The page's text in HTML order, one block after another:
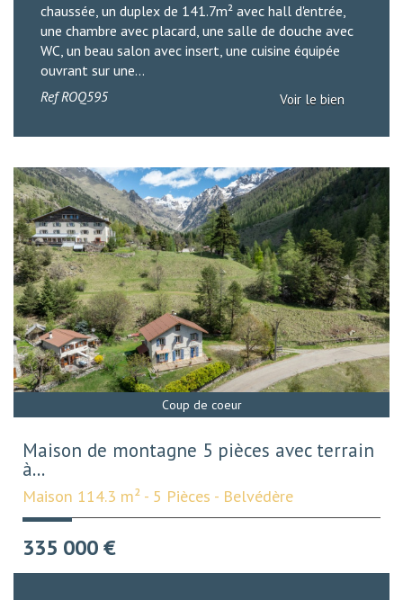
chaussée, un duplex de 141.7m² avec hall d'entrée,
une chambre avec placard, une salle de douche avec
WC, un beau salon avec insert, une cuisine équipée
ouvrant sur une...
RefROQ595 Voir le bien
Coup de coeur
Maison de montagne 5 pièces avec terrain
à...
Maison 114.3 m² - 5 Pièces - Belvédère
335 000€